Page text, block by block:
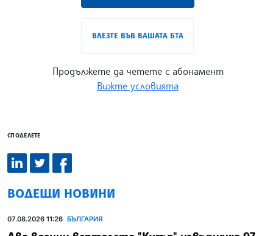
ВЛЕЗТЕ ВЪВ ВАШАТА БТА
Продължете да четете с абонамент
Вижте условията
СПОДЕЛЕТЕ
ВОДЕЩИ НОВИНИ
07.08.2026 11:26 БЪЛГАРИЯ